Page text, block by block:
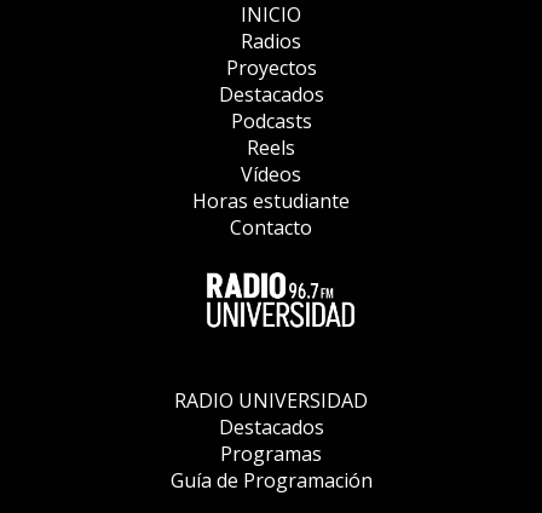
INICIO
Radios
Proyectos
Destacados
Podcasts
Reels
Vídeos
Horas estudiante
Contacto
RADIO UNIVERSIDAD
Destacados
Programas
Guía de Programación